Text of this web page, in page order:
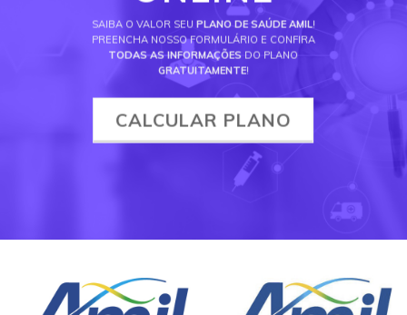
SAIBA O VALOR SEU PLANO DE SAÚDE AMIL!
PREENCHA NOSSO FORMULÁRIO E CONFIRA
TODAS AS INFORMAÇÕES DO PLANO
GRATUITAMENTE!
CALCULAR PLANO